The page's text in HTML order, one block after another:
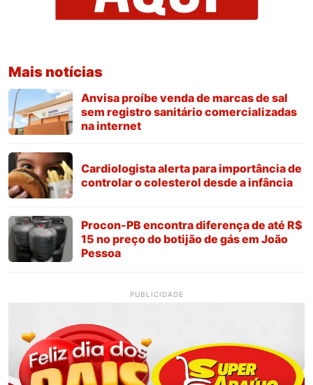
Mais notícias
Anvisa proíbe venda de marcas de sal
sem registro sanitário comercializadas
na internet
Cardiologista alerta para importância de
controlar o colesterol desde a infância
Procon-PB encontra diferença de até R$
15 no preço do botijão de gás em João
Pessoa
PUBLICIDADE